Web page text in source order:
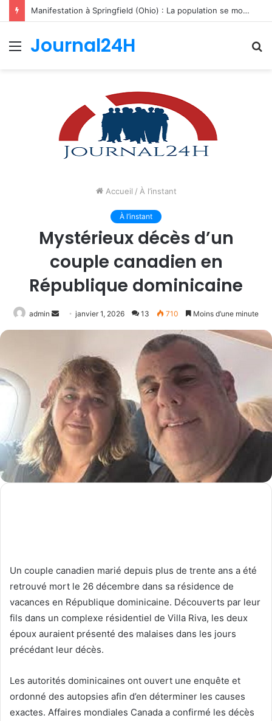
Manifestation à Springfield (Ohio) : La population se mobilise pour les Haïtiens face au TPS et aux bracelets électroniques
Menu
Journal24H
Accueil / À l’instant
À l’instant
Mystérieux décès d’un
couple canadien en
République dominicaine
admin
Envoyer
un
janvier 1, 2026 13 710 Moins d’une minute
Un couple canadien marié depuis plus de trente ans a été
retrouvé mort le 26 décembre dans sa résidence de
vacances en République dominicaine. Découverts par leur
fils dans un complexe résidentiel de Villa Riva, les deux
époux auraient présenté des malaises dans les jours
précédant leur décès.
Les autorités dominicaines ont ouvert une enquête et
ordonné des autopsies afin d’en déterminer les causes
exactes. Affaires mondiales Canada a confirmé les décès